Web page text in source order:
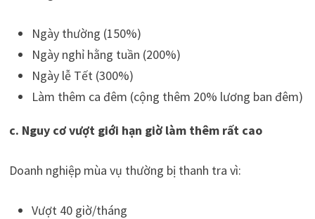
Ngày thường (150%)
Ngày nghỉ hằng tuần (200%)
Ngày lễ Tết (300%)
Làm thêm ca đêm (cộng thêm 20% lương ban đêm)
c. Nguy cơ vượt giới hạn giờ làm thêm rất cao
Doanh nghiệp mùa vụ thường bị thanh tra vì:
Vượt 40 giờ/tháng